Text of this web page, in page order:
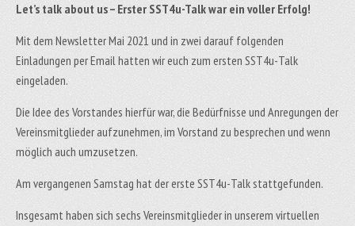
Let’s talk about us – Erster SST4u-Talk war ein voller Erfolg!
Mit dem Newsletter Mai 2021 und in zwei darauf folgenden
Einladungen per Email hatten wir euch zum ersten SST4u-Talk
eingeladen.
Die Idee des Vorstandes hierfür war, die Bedürfnisse und Anregungen der
Vereinsmitglieder aufzunehmen, im Vorstand zu besprechen und wenn
möglich auch umzusetzen.
Am vergangenen Samstag hat der erste SST4u-Talk stattgefunden.
Insgesamt haben sich sechs Vereinsmitglieder in unserem virtuellen